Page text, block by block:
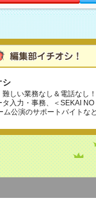
シ
難しい業務なし＆電話なし
入力・事務、＜SEKAI
ム公演のサポートバイトな